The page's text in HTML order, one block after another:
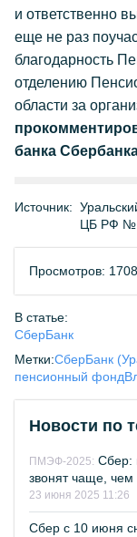
и ответственно
еще не раз
благодарность
отделению
области за
банка
Источник:
ЦБ РФ №
Просмотров: 1708
В статье:
СберБанк
Метки:СберБанк
пенсионный фонд
Новости по
ПМЭФ-2025: Сбер:
звонят чаще, чем
23 июня 2025 11:26
Сбер с 10 июня